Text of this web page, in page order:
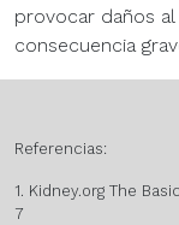
provocar daños
consecuencia
Referencias:
1. Kidney.org The
7